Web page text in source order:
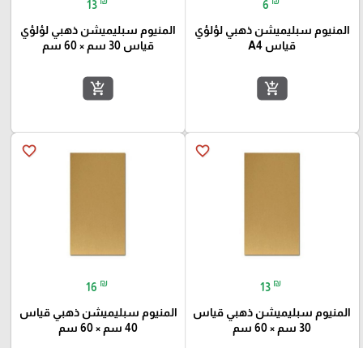
6
المنيوم سبليميشن ذهبي لؤلؤي
قياس A4
add_shopping_cart
13
المنيوم سبليميشن ذهبي لؤلؤي
قياس 30 سم × 60 سم
add_shopping_cart
favorite_border
13 ₪
المنيوم سبليميشن ذهبي قياس
30 سم × 60 سم
favorite_border
16 ₪
المنيوم سبليميشن ذهبي قياس
40 سم × 60 سم